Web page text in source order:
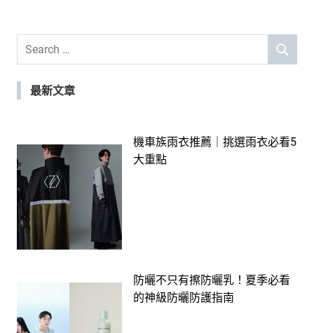
Search
SEARCH
最新文章
機車族雨衣推薦｜挑選雨衣必看5
大重點
防曬不只有擦防曬乳！夏季必看
的神級防曬防護指南